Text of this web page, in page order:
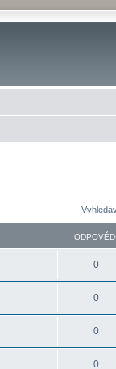
ODPOVĚDI
0
0
0
0